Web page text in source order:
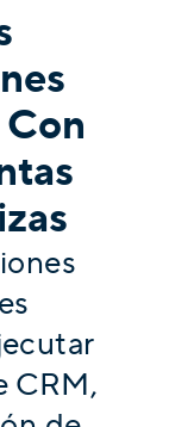
CRM,